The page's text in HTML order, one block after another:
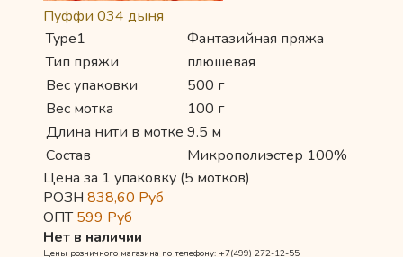
Пуффи 034 дыня
Type1
Фантазийная пряжа
Тип пряжи
плюшевая
Вес упаковки
500 г
Вес мотка
100 г
Длина нити в мотке 9.5 м
Состав
Микрополиэстер 100%
Цена за 1 упаковку (5 мотков)
РОЗН 838,60 Руб
ОПТ599 Руб
Нет в наличии
Цены розничного магазина по телефону: +7(499) 272-12-55